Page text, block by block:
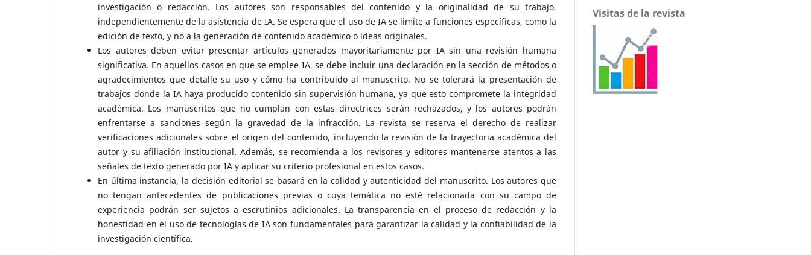
investigación o redacción. Los autores son responsables del contenido y la originalidad de su trabajo,
independientemente de la asistencia de IA. Se espera que el uso de IA se limite a funciones específicas, como la
edición de texto, y no a la generación de contenido académico o ideas originales.
Los autores deben evitar presentar artículos generados mayoritariamente por IA sin una revisión humana
significativa. En aquellos casos en que se emplee IA, se debe incluir una declaración en la sección de métodos o
agradecimientos que detalle su uso y cómo ha contribuido al manuscrito. No se tolerará la presentación de
trabajos donde la IA haya producido contenido sin supervisión humana, ya que esto compromete la integridad
académica. Los manuscritos que no cumplan con estas directrices serán rechazados, y los autores podrán
enfrentarse a sanciones según la gravedad de la infracción. La revista se reserva el derecho de realizar
verificaciones adicionales sobre el origen del contenido, incluyendo la revisión de la trayectoria académica del
autor y su afiliación institucional. Además, se recomienda a los revisores y editores mantenerse atentos a las
señales de texto generado por IA y aplicar su criterio profesional en estos casos.
En última instancia, la decisión editorial se basará en la calidad y autenticidad del manuscrito. Los autores que
no tengan antecedentes de publicaciones previas o cuya temática no esté relacionada con su campo de
experiencia podrán ser sujetos a escrutinios adicionales. La transparencia en el proceso de redacción y la
honestidad en el uso de tecnologías de IA son fundamentales para garantizar la calidad y la confiabilidad de la
investigación científica.
Visitas de la revista